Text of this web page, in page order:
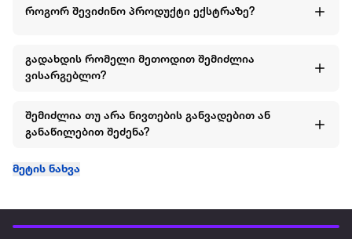
როგორ შევიძინო პროდუქტი ექსტრაზე?
გადახდის რომელი მეთოდით შემიძლია
ვისარგებლო?
შემიძლია თუ არა ნივთების განვადებით ან
განაწილებით შეძენა?
მეტის ნახვა